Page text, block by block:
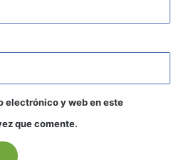
electrónico y web en este
que comente.